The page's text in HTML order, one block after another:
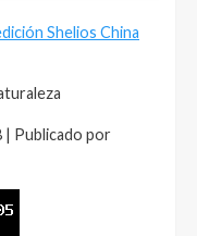
Shelios China
| Publicado por